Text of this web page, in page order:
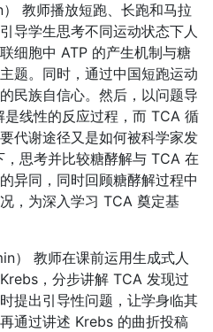
教师播放短跑、长跑和马拉
导学生思考不同运动状态下人
细胞中 ATP 的产生机制与糖
题。同时，通过中国短跑运动
民族自信心。然后，以问题导
是线性的反应过程，而 TCA 循
代谢途径又是如何被科学家发
，思考并比较糖酵解与 TCA 在
异同，同时回顾糖酵解过程中
，为深入学习 TCA 奠定基
） 教师在课前运用生成式人
，分步讲解 TCA 发现过
提出引导性问题，让学身临其
通过讲述 Krebs 的曲折投稿